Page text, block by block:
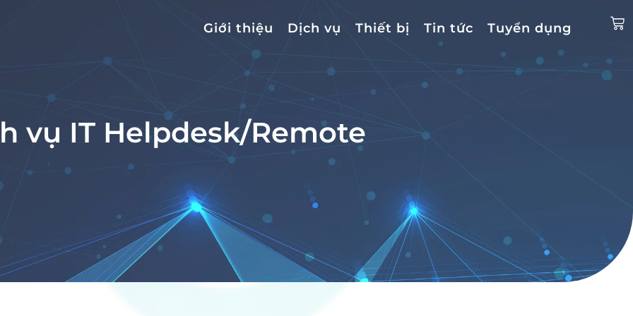
Giới thiệu Dịch vụ Thiết bị Tin tức Tuyển dụng
vụ IT Helpdesk/Remote